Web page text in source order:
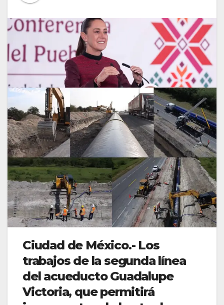
Ciudad de México.- Los
trabajos de la segunda línea
del acueducto Guadalupe
Victoria, que permitirá